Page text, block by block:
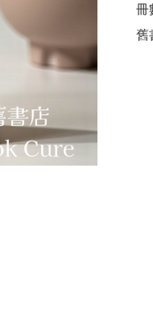
冊
舊